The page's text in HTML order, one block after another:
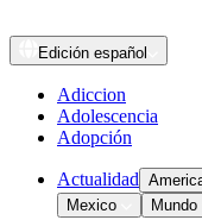
Edición español
Adiccion
Adolescencia
Adopción
Actualidad
Mexico
Mundo